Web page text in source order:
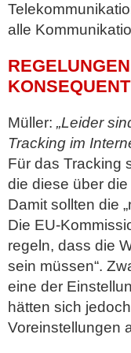
alle
KONSEQUENT
Müller: „Leider
Tracking im
Für das Tracking
die diese über
Damit sollten die
Die EU-
regeln, dass die
sein müssen“.
eine der
hätten sich
Voreinstellungen